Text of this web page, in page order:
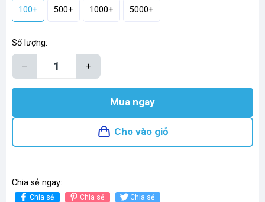
100+ 500+ 1000+ 5000+
Số lượng:
– +
Mua ngay
Cho vào giỏ
Chia sẻ ngay:
Chia sẻ Chia sẻ Chia sẻ